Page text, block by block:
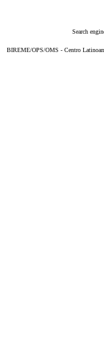
Search
BIREME/OPS/OMS - Centro